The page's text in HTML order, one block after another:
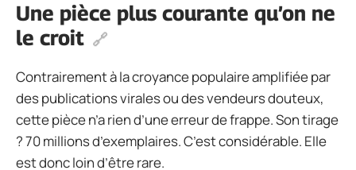
Une pièce plus courante qu’on ne
le croit
Contrairement à la croyance populaire amplifiée par
des publications virales ou des vendeurs douteux,
cette pièce n’a rien d’une erreur de frappe. Son tirage
? 70 millions d’exemplaires. C’est considérable. Elle
est donc loin d’être rare.